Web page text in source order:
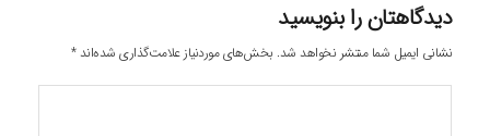
دیدگاهتان را بنویسید
نشانی ایمیل شما منتشر نخواهد شد. بخش‌های موردنیاز علامت‌گذاری شده‌اند*